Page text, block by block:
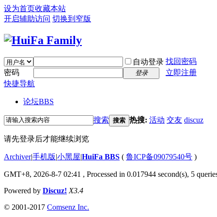
设为首页收藏本站
开启辅助访问 切换到窄版
自动登录 找回密码
密码
登录
立即注册
快捷导航
论坛BBS
搜索 搜索 热搜: 活动 交友 discuz
请先登录后才能继续浏览
Archiver|手机版|小黑屋|HuiFa BBS ( 鲁ICP备09079540号 )
GMT+8, 2026-8-7 02:41 , Processed in 0.017944 second(s), 5
Powered by Discuz! X3.4
© 2001-2017 Comsenz Inc.